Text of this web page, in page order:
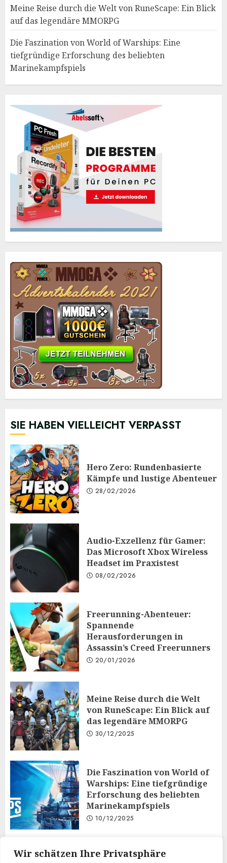
Wir schätzen Ihre Privatsphäre
Meine Reise durch die Welt von RuneScape: Ein Blick
auf das legendäre MMORPG
Die Faszination von World of Warships: Eine
tiefgründige Erforschung des beliebten
Marinekampfspiels
SIE HABEN VIELLEICHT VERPASST
Hero Zero: Rundenbasierte
Kämpfe und lustige Abenteuer
28/02/2026
Audio-Exzellenz für Gamer:
Das Microsoft Xbox Wireless
Headset im Praxistest
08/02/2026
Freerunning-Abenteuer:
Spannende
Herausforderungen in
Assassin’s Creed Freerunners
20/01/2026
Meine Reise durch die Welt
von RuneScape: Ein Blick auf
das legendäre MMORPG
30/12/2025
Die Faszination von World of
Warships: Eine tiefgründige
Erforschung des beliebten
Marinekampfspiels
10/12/2025
Taktisches Denken und